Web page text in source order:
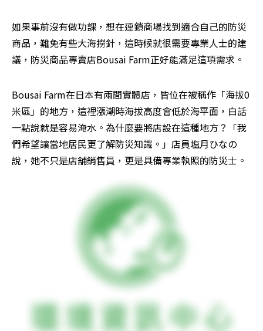
如果事前沒有做功課，想在連鎖商場找到適合自己的防災
商品，難免有些大海撈針，這時候就很需要專業人士的建
議，防災商品專賣店Bousai Farm正好能滿足這項需求。
Bousai Farm在日本有兩間實體店，皆位在被稱作「海拔0
米區」的地方，這裡漲潮時海拔高度會低於海平面，白話
一點說就是容易淹水。為什麼要將店設在這種地方？「我
們希望讓當地居民更了解防災知識。」店員塩月ひなの
說，她不只是店舖銷售員，更是具備專業執照的防災士。